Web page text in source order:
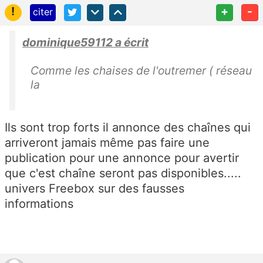
!
citer + -
dominique59112 a écrit
Comme les chaises de l'outremer ( réseau
la
Ils sont trop forts il annonce des chaînes qui
arriveront jamais même pas faire une
publication pour une annonce pour avertir
que c'est chaîne seront pas disponibles.....
univers Freebox sur des fausses
informations